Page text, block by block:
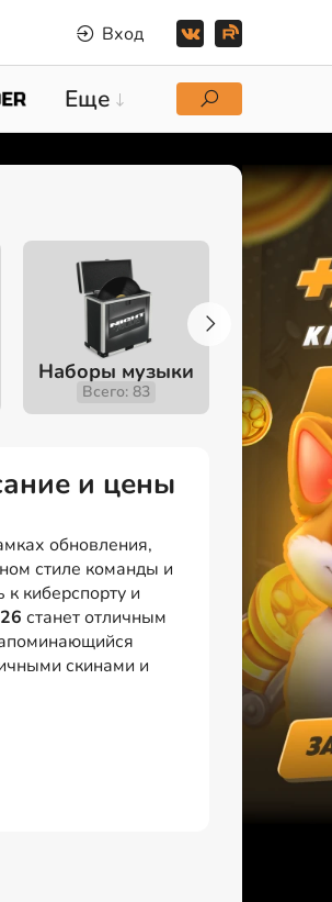
Вход
Еще
Наборы музыки
Всего: 83
и цены
обновления,
стиле команды и
киберспорту и
станет отличным
скинами и